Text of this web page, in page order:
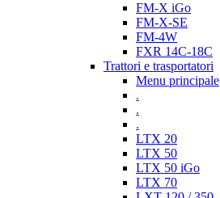
FM-X iGo
FM-X-SE
FM-4W
FXR 14C-18C
Trattori e trasportatori
Menu principale
.
.
.
LTX 20
LTX 50
LTX 50 iGo
LTX 70